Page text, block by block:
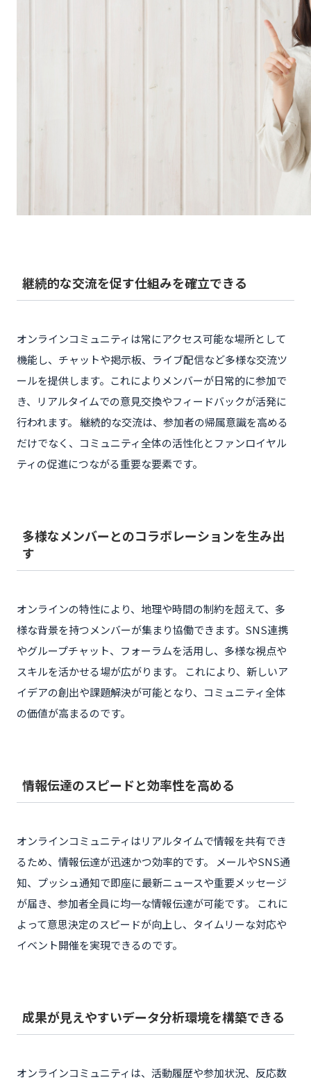
継続的な交流を促す仕組みを確立できる
オンラインコミュニティは常にアクセス可能な場所として
機能し、チャットや掲示板、ライブ配信など多様な交流ツ
ールを提供します。これによりメンバーが日常的に参加で
き、リアルタイムでの意見交換やフィードバックが活発に
行われます。 継続的な交流は、参加者の帰属意識を高める
だけでなく、コミュニティ全体の活性化とファンロイヤル
ティの促進につながる重要な要素です。
多様なメンバーとのコラボレーションを生み出
す
オンラインの特性により、地理や時間の制約を超えて、多
様な背景を持つメンバーが集まり協働できます。SNS連携
やグループチャット、フォーラムを活用し、多様な視点や
スキルを活かせる場が広がります。 これにより、新しいア
イデアの創出や課題解決が可能となり、コミュニティ全体
の価値が高まるのです。
情報伝達のスピードと効率性を高める
オンラインコミュニティはリアルタイムで情報を共有でき
るため、情報伝達が迅速かつ効率的です。 メールやSNS通
知、プッシュ通知で即座に最新ニュースや重要メッセージ
が届き、参加者全員に均一な情報伝達が可能です。 これに
よって意思決定のスピードが向上し、タイムリーな対応や
イベント開催を実現できるのです。
成果が見えやすいデータ分析環境を構築できる
オンラインコミュニティは、活動履歴や参加状況、反応数